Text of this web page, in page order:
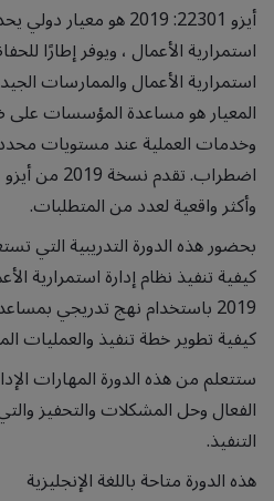
أيزو 22301: 2019 هو
استمرارية الأعمال ، ويوفر إطارًا
استمرارية الأعمال والممارسات
المعيار هو مساعدة المؤسسات
وخدمات العملية عند مستويات
وأكثر واقعية لعدد من المتطلبات.
بحضور هذه الدورة التدريبية التي
2019 باستخدام نهج تدريجي
كيفية تطوير خطة تنفيذ والعمليات
ستتعلم من هذه الدورة المهارات
الفعال وحل المشكلات والتحفيز
التنفيذ.
هذه الدورة متاحة باللغة الإنجليزية